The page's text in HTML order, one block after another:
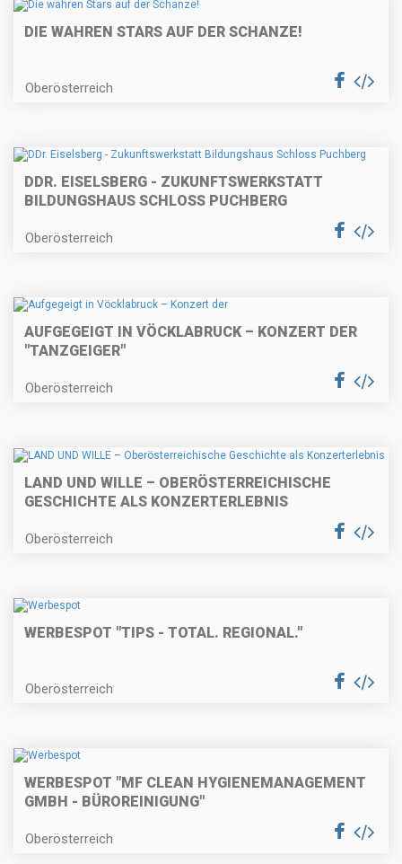
DIE WAHREN STARS AUF DER SCHANZE!
Oberösterreich
DDR. EISELSBERG - ZUKUNFTSWERKSTATT
BILDUNGSHAUS SCHLOSS PUCHBERG
Oberösterreich
AUFGEGEIGT IN VÖCKLABRUCK – KONZERT DER
"TANZGEIGER"
Oberösterreich
LAND UND WILLE – OBERÖSTERREICHISCHE
GESCHICHTE ALS KONZERTERLEBNIS
Oberösterreich
WERBESPOT "TIPS - TOTAL. REGIONAL."
Oberösterreich
WERBESPOT "MF CLEAN HYGIENEMANAGEMENT
GMBH - BÜROREINIGUNG"
Oberösterreich